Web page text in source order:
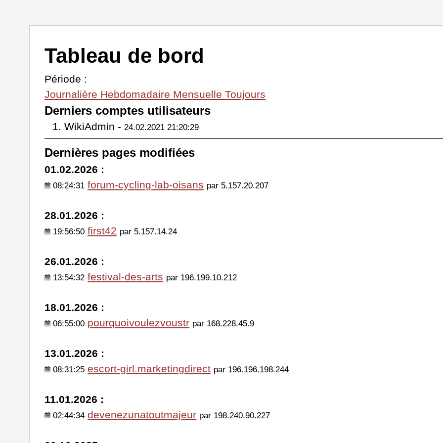
Tableau de bord
Période :
Journalière Hebdomadaire MensuelleToujours
Derniers comptes utilisateurs
WikiAdmin - 24.02.2021 21:20:29
Dernières pages modifiées
01.02.2026 :
08:24:31 forum-cycling-lab-oisans par 5.157.20.207
28.01.2026 :
19:56:50 first42 par 5.157.14.24
26.01.2026 :
13:54:32 festival-des-arts par 196.199.10.212
18.01.2026 :
06:55:00 pourquoivoulezvoustr par 168.228.45.9
13.01.2026 :
08:31:25 escort-girl.marketingdirect par 196.196.198.244
11.01.2026 :
02:44:34 devenezunatoutmajeur par 198.240.90.227